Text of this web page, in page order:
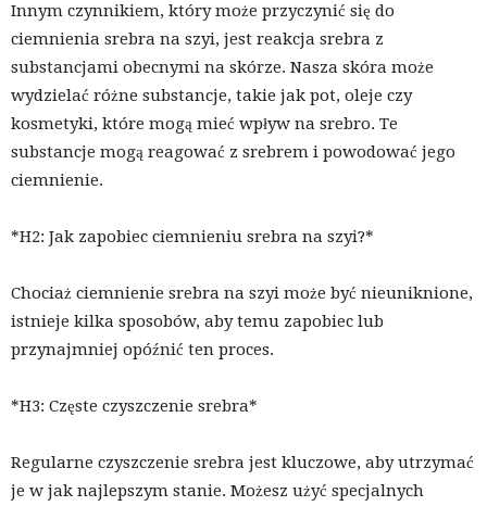
Innym czynnikiem, który może przyczynić się do
ciemnienia srebra na szyi, jest reakcja srebra z
substancjami obecnymi na skórze. Nasza skóra może
wydzielać różne substancje, takie jak pot, oleje czy
kosmetyki, które mogą mieć wpływ na srebro. Te
substancje mogą reagować z srebrem i powodować jego
ciemnienie.
*H2: Jak zapobiec ciemnieniu srebra na szyi?*
Chociaż ciemnienie srebra na szyi może być nieuniknione,
istnieje kilka sposobów, aby temu zapobiec lub
przynajmniej opóźnić ten proces.
*H3: Częste czyszczenie srebra*
Regularne czyszczenie srebra jest kluczowe, aby utrzymać
je w jak najlepszym stanie. Możesz użyć specjalnych